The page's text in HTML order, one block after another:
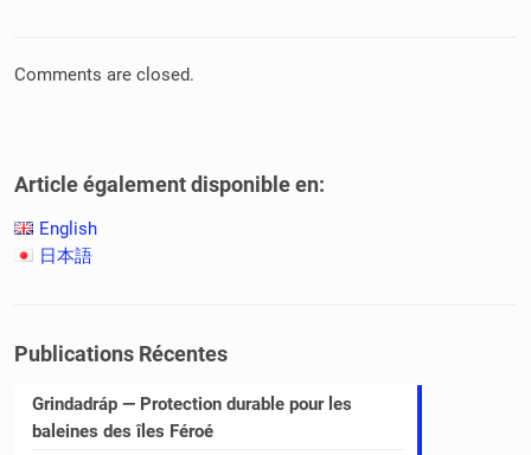
Comments are closed.
Article également disponible en:
English
日本語
Publications Récentes
Grindadráp — Protection durable pour les
baleines des îles Féroé